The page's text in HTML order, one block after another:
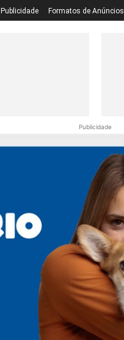
Publicidade Formatos de Anúncios
Publicidade